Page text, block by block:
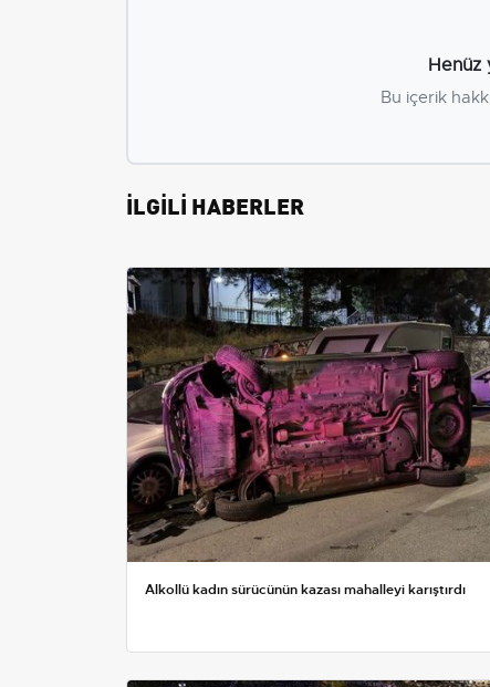
Henüz
Bu içerik
İLGİLİ HABERLER
Alkollü kadın sürücünün kazası mahalleyi karıştırdı